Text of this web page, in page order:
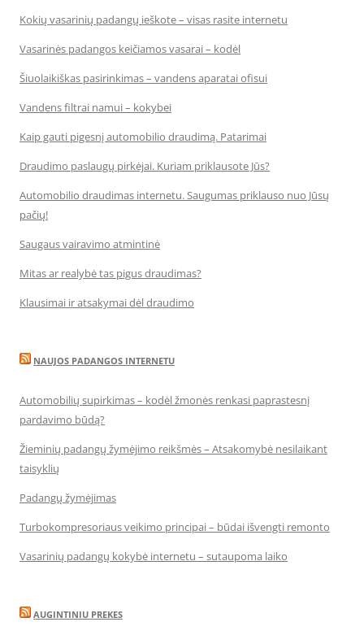
Kokių vasarinių padangų ieškote – visas rasite internetu
Vasarinės padangos keičiamos vasarai – kodėl
Šiuolaikiškas pasirinkimas – vandens aparatai ofisui
Vandens filtrai namui – kokybei
Kaip gauti pigesnį automobilio draudimą. Patarimai
Draudimo paslaugų pirkėjai. Kuriam priklausote Jūs?
Automobilio draudimas internetu. Saugumas priklauso nuo Jūsų
pačių!
Saugaus vairavimo atmintinė
Mitas ar realybė tas pigus draudimas?
Klausimai ir atsakymai dėl draudimo
NAUJOS PADANGOS INTERNETU
Automobilių supirkimas – kodėl žmonės renkasi paprastesnį
pardavimo būdą?
Žieminių padangų žymėjimo reikšmės – Atsakomybė nesilaikant
taisyklių
Padangų žymėjimas
Turbokompresoriaus veikimo principai – būdai išvengti remonto
Vasarinių padangų kokybė internetu – sutaupoma laiko
AUGINTINIU PREKES